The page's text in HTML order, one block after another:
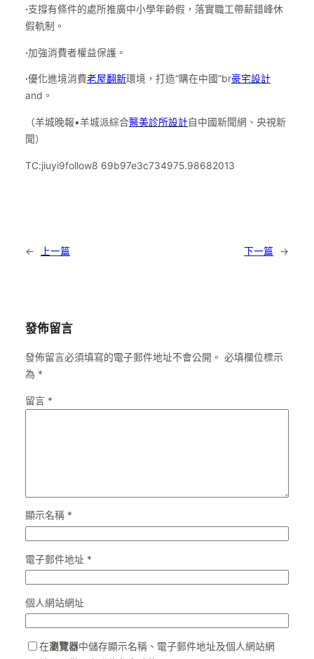
·支撐有條件的處所推廣中小學年齡假，落實職工帶薪錯峰休
假軌制。
·加強消費者權益保護。
·優化進境消費老屋翻新環境，打造“購在中國”br豪宅設計
and。
（羊城晚報•羊城派綜合醫美診所設計自中國新聞網、央視新
聞）
TC:jiuyi9follow8 69b97e3c734975.98682013
← 上一篇 下一篇 →
發佈留言
發佈留言必須填寫的電子郵件地址不會公開。 必填欄位標示
為 *
留言 *
顯示名稱 *
電子郵件地址 *
個人網站網址
在瀏覽器中儲存顯示名稱、電子郵件地址及個人網站網